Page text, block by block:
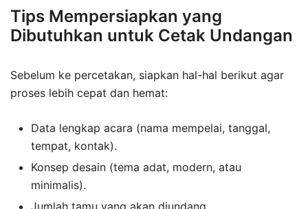
Tips Mempersiapkan yang
Dibutuhkan untuk Cetak Undangan
Sebelum ke percetakan, siapkan hal-hal berikut agar
proses lebih cepat dan hemat:
Data lengkap acara (nama mempelai, tanggal,
tempat, kontak).
Konsep desain (tema adat, modern, atau
minimalis).
Jumlah tamu yang akan diundang.